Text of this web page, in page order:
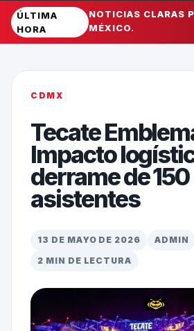
ÚLTIMA
HORA
NOTICIAS CLARAS
MÉXICO.
CDMX
Tecate
Impacto
derrame de
asistentes
13 DE MAYO DE 2026
ADMIN
2 MIN DE LECTURA